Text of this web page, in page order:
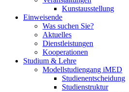
Kunstausstellung
Einweisende
Was suchen Sie?
Aktuelles
Dienstleistungen
Kooperationen
Studium & Lehre
Modellstudiengang iMED
Studienentscheidung
Studienstruktur